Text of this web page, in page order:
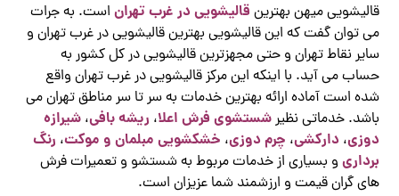
قالیشویی میهن بهترین قالیشویی در غرب تهران است. به جرات
می توان گفت که این قالیشویی بهترین قالیشویی در غرب تهران و
سایر نقاط تهران و حتی مجهزترین قالیشویی در کل کشور به
حساب می آید. با اینکه این مرکز قالیشویی در غرب تهران واقع
شده است آماده ارائه بهترین خدمات به سر تا سر مناطق تهران می
باشد. خدماتی نظیرشستشوی فرش اعلا، ریشه بافی،شیرازه
دوزی، دارکشی، چرم دوزی، خشکشویی مبلمان و موکت، رنگ
برداری و بسیاری از خدمات مربوط به شستشو و تعمیرات فرش
های گران قیمت و ارزشمند شما عزیزان است.